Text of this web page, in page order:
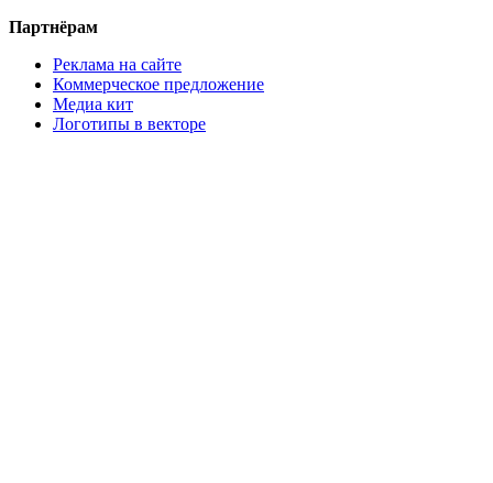
Партнёрам
Реклама на сайте
Коммерческое предложение
Медиа кит
Логотипы в векторе